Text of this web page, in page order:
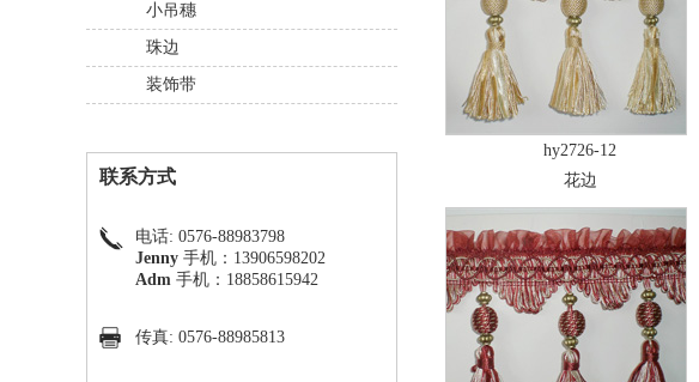
小吊穗
珠边
装饰带
联系方式
电话: 0576-88983798
Jenny 手机：13906598202
Adm 手机：18858615942
传真: 0576-88985813
hy2726-12
花边